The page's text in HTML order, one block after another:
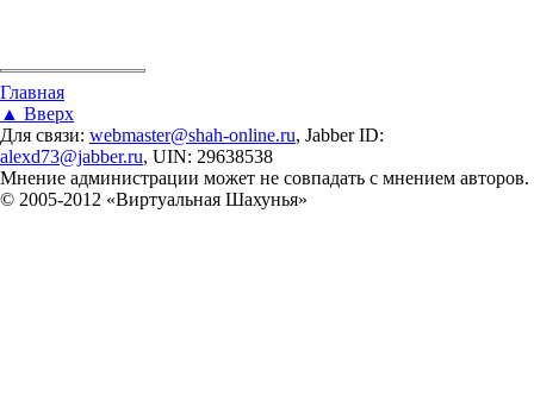
Вы здесь
Главная
▲ Вверх
Для связи: webmaster@shah-online.ru, Jabber ID:
alexd73@jabber.ru, UIN: 29638538
Мнение администрации может не совпадать с мнением авторов.
© 2005-2012 «Виртуальная Шахунья»